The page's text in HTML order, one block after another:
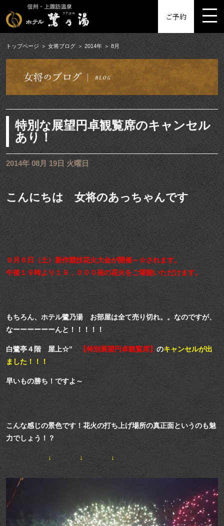
ご予約
トップページ 女将ブログ 2014年 8月
特別な展望円卓観覧席のキャンセル
あり！
2014年 08月 19日 火曜日
こんにちは 女将のあっちゃんです
９月６日（土）新作競技花火大会が開催～☆されます。
午後１９時より１９，０００発の花火をご堪能いただけます。
もちろん、ホテル鷺乃湯 お部屋は全て売り切れ。。なのですが、
なーーーーーーんと！！！！！
白鷺亭４階 屋上☆” 【特別展望円卓観覧席】 のキャンセルが出
ました！！！
早いもの勝ち！ですよ～
こんな感じの景色です！花火の打ち上げ場所の真正面というのも魅
力でしょう！？
↓ ↓ ↓